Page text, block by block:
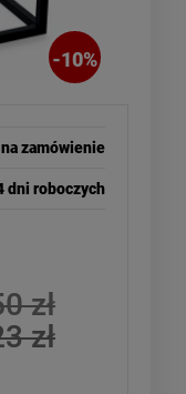
-10%
zamówienie
dni roboczych
zł
zł